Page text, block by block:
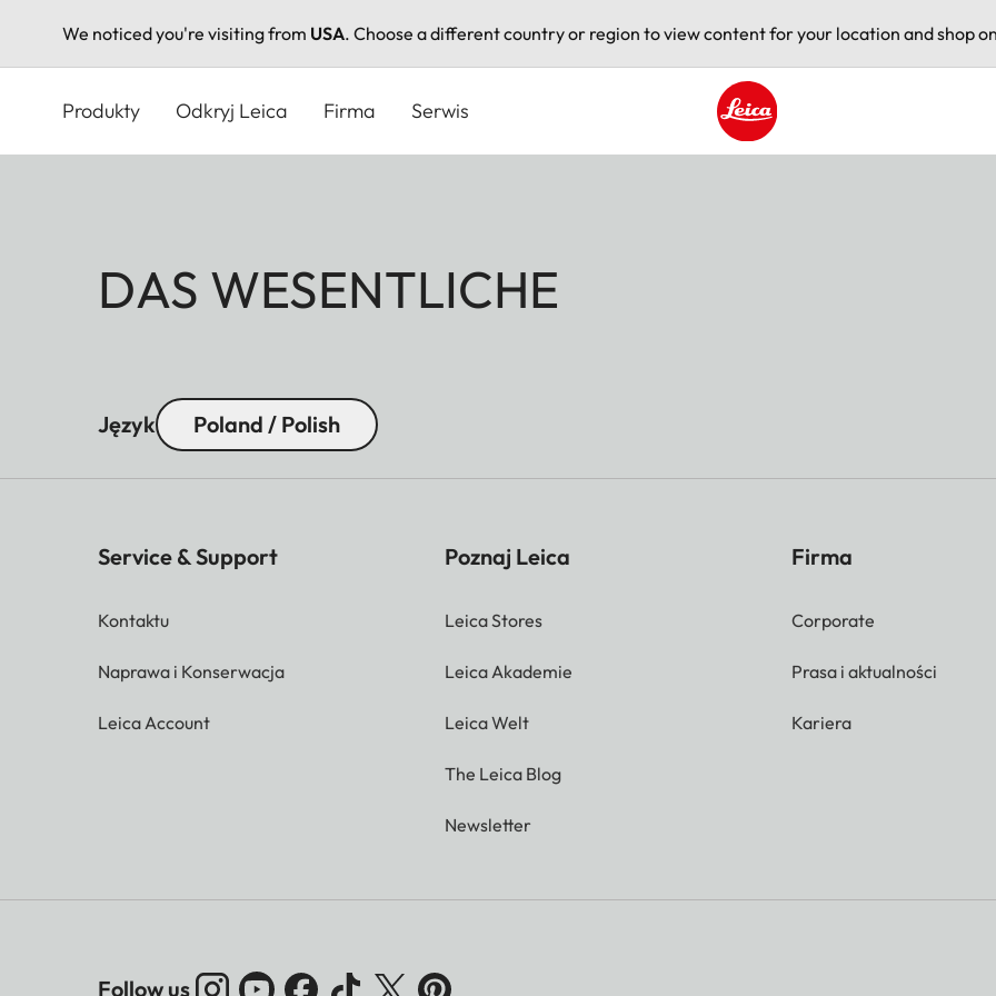
We noticed you're visiting from USA. Choose a different country or region to view content for your location and shop
Produkty Odkryj Leica Firma Serwis
Leica logo - Home
DAS WESENTLICHE
Język Poland / Polish
Service & Support
Kontaktu
Naprawa i Konserwacja
Leica Account
Poznaj Leica
Leica Stores
Leica Akademie
Leica Welt
The Leica Blog
Newsletter
Firma
Corporate
Prasa i aktualności
Kariera
Follow us